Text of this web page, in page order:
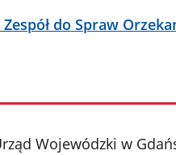
do Spraw
Wojewódzki w